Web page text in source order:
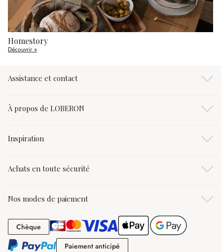
Homestory
Découvrir »
Assistance et contact
À propos de LOBERON
Inspiration
Achats en toute sécurité
Nos modes de paiement
Chèque Chèque
Paiement anticipé